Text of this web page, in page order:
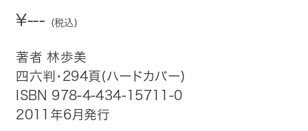
ご案内
トップ
自費出版したい方
¥--- (税込)
著者 林歩美
四六判・294頁(ハードカバー)
ISBN 978-4-434-15711-0
2011年6月発行